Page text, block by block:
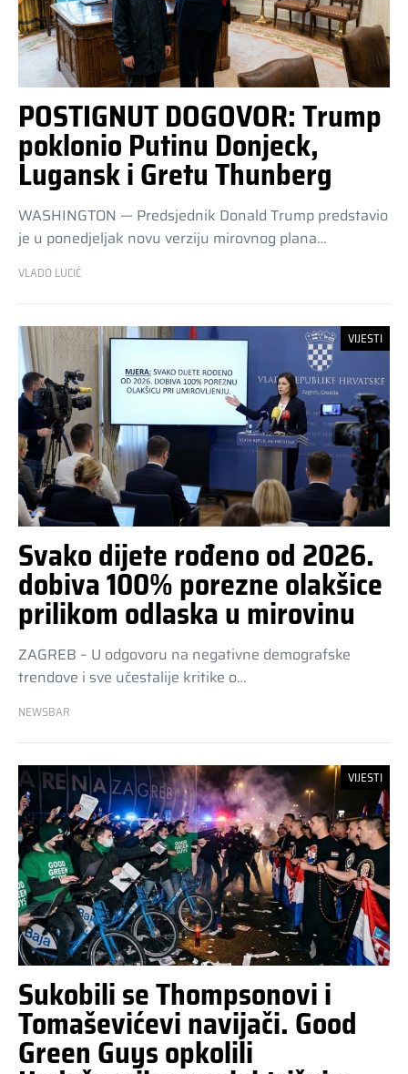
POSTIGNUT DOGOVOR: Trump
poklonio Putinu Donjeck,
Lugansk i Gretu Thunberg
WASHINGTON — Predsjednik Donald Trump predstavio
je u ponedjeljak novu verziju mirovnog plana…
VLADO LUCIĆ
VIJESTI
Svako dijete rođeno od 2026.
dobiva 100% porezne olakšice
prilikom odlaska u mirovinu
ZAGREB – U odgovoru na negativne demografske
trendove i sve učestalije kritike o…
NEWSBAR
VIJESTI
Sukobili se Thompsonovi i
Tomaševićevi navijači. Good
Green Guys opkolili